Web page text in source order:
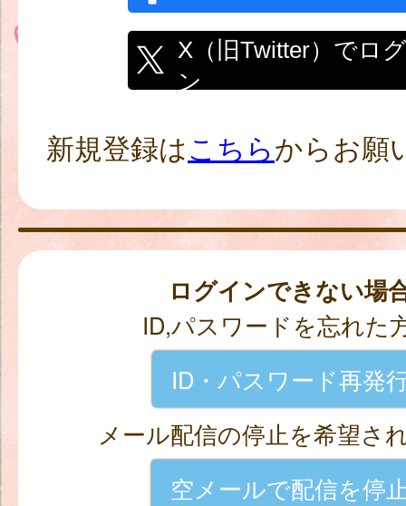
X（旧Twitter）でロ
ン
新規登録はこちらからお願
ログインできない場
ID,パスワードを忘れた
ID・パスワード再発
メール配信の停止を希望さ
空メールで配信を停